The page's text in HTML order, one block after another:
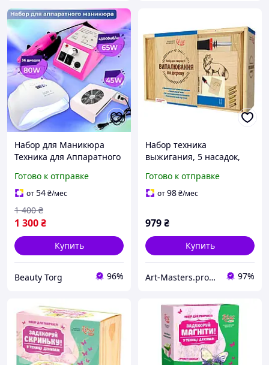
Набор для Маникюра
Техника для Аппаратного
Mercedes 20.000 Вытяжка
45 Вт и лампа 80 Вт
Готово к отправке
от54₴/мес
1 300₴
1 400 ₴
Купить
Beauty Torg 96%
Набор техника
выжигания, 5 насадок,
Готово к отправке
от98₴/мес
979₴
Купить
Art-Masters.prom.ua 97%